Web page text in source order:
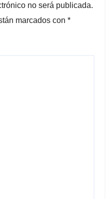
no será publicada.
marcados con *